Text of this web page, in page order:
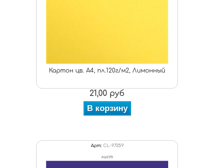
Картон цв. А4, пл.120г/м2, Лимонный
21,00 руб
В корзину
Арт: CL-97359
лист